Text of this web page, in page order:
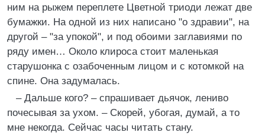
ним на рыжем переплете Цветной триоди лежат две
бумажки. На одной из них написано "о здравии", на
другой – "за упокой", и под обоими заглавиями по
ряду имен… Около клироса стоит маленькая
старушонка с озабоченным лицом и с котомкой на
спине. Она задумалась.
– Дальше кого? – спрашивает дьячок, лениво
почесывая за ухом. – Скорей, убогая, думай, а то
мне некогда. Сейчас часы читать стану.